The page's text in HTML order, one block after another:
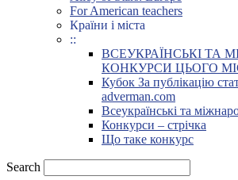
For American teachers
Країни і міста
::
ВСЕУКРАЇНСЬКІ ТА
КОНКУРСИ ЦЬОГО
Кубок За публікацію
adverman.com
Всеукраїнські та
Конкурси – стрічка
Що таке конкурс
Search